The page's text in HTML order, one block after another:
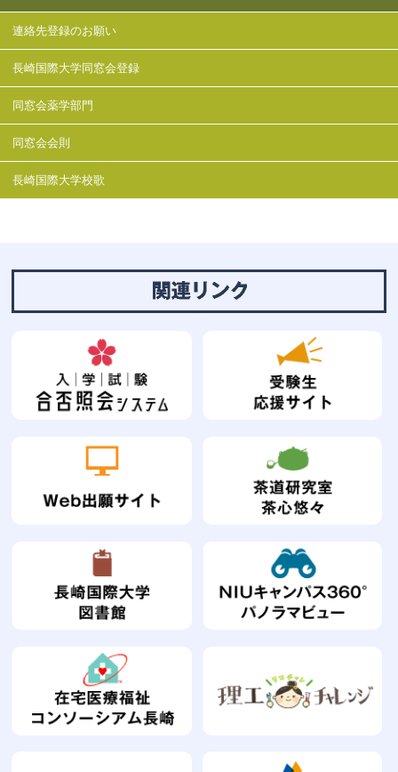
連絡先登録のお願い
長崎国際大学同窓会登録
同窓会薬学部門
同窓会会則
長崎国際大学校歌